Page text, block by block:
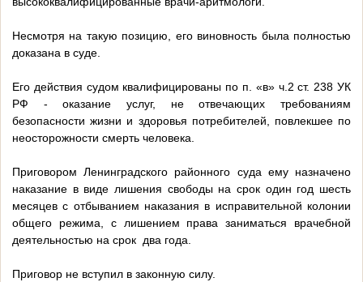
Несмотря на такую позицию, его виновность была полностью
доказана в суде.
Его действия судом квалифицированы по п. «в» ч.2 ст. 238 УК
РФ - оказание услуг, не отвечающих требованиям
безопасности жизни и здоровья потребителей, повлекшее по
неосторожности смерть человека.
Приговором Ленинградского районного суда ему назначено
наказание в виде лишения свободы на срок один год шесть
месяцев с отбыванием наказания в исправительной колонии
общего режима, с лишением права заниматься врачебной
деятельностью на срок два года.
Приговор не вступил в законную силу.